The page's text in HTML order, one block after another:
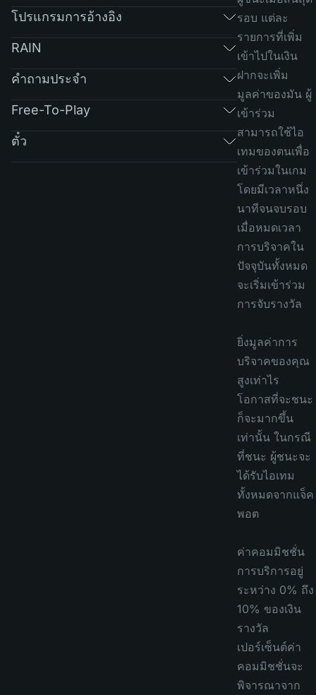
โปรแกรมการอ้างอิง
RAIN
คำถามประจำ
Free-To-Play
ตั๋ว
รอบ แต่ละ
รายการที่เพิ่ม
เข้าไปในเงิน
ฝากจะเพิ่ม
มูลค่าของมัน ผู้
เข้าร่วม
สามารถใช้ไอ
เทมของตนเพื่อ
เข้าร่วมในเกม
โดยมีเวลาหนึ่ง
นาทีจนจบรอบ
เมื่อหมดเวลา
การบริจาคใน
ปัจจุบันทั้งหมด
จะเริ่มเข้าร่วม
การจับรางวัล
ยิ่งมูลค่าการ
บริจาคของคุณ
สูงเท่าไร
โอกาสที่จะชนะ
ก็จะมากขึ้น
เท่านั้น ในกรณี
ที่ชนะ ผู้ชนะจะ
ได้รับไอเทม
ทั้งหมดจากแจ็ค
พอต
ค่าคอมมิชชั่น
การบริการอยู่
ระหว่าง 0% ถึง
10% ของเงิน
รางวัล
เปอร์เซ็นต์ค่า
คอมมิชชั่นจะ
พิจารณาจาก